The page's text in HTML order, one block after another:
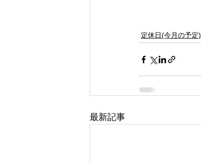
定休日(今月の予定)
最新記事